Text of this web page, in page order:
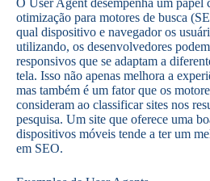
O User Agent desempenha um papel
otimização para motores de busca
qual dispositivo e navegador os
utilizando, os desenvolvedores
responsivos que se adaptam a
tela. Isso não apenas melhora a
mas também é um fator que os
consideram ao classificar sites nos
pesquisa. Um site que oferece uma
dispositivos móveis tende a ter um
em SEO.